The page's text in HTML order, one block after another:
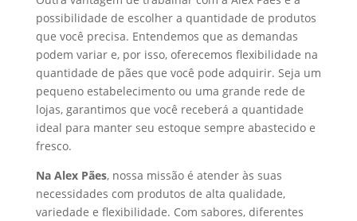
possibilidade de escolher a quantidade de produtos
que você precisa. Entendemos que as demandas
podem variar e, por isso, oferecemos flexibilidade na
quantidade de pães que você pode adquirir. Seja um
pequeno estabelecimento ou uma grande rede de
lojas, garantimos que você receberá a quantidade
ideal para manter seu estoque sempre abastecido e
fresco.
Na Alex Pães, nossa missão é atender às suas
necessidades com produtos de alta qualidade,
variedade e flexibilidade. Com sabores, diferentes